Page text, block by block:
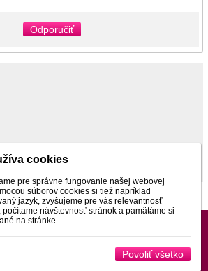
Odporučiť
cookies
pre správne fungovanie našej webovej
súborov cookies si tiež napríklad
jazyk, zvyšujeme pre vás relevantnosť
návštevnosť stránok a pamätáme si
na stránke.
Povoliť všetko